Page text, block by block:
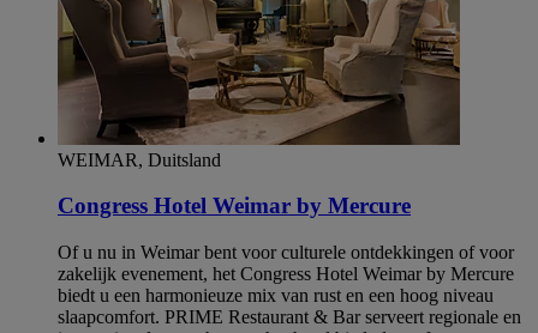
WEIMAR, Duitsland
Congress Hotel Weimar by Mercure
Of u nu in Weimar bent voor culturele ontdekkingen of voor
zakelijk evenement, het Congress Hotel Weimar by Mercure
biedt u een harmonieuze mix van rust en een hoog niveau
slaapcomfort. PRIME Restaurant & Bar serveert regionale en